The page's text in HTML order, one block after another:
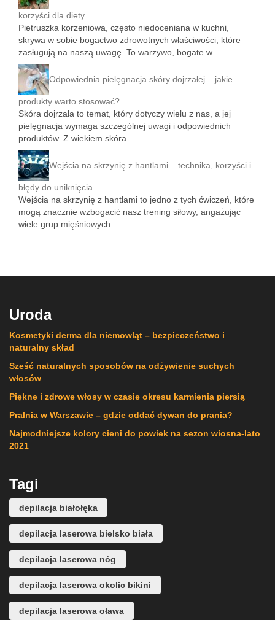
korzyści dla diety
Pietruszka korzeniowa, często niedoceniana w kuchni,
skrywa w sobie bogactwo zdrowotnych właściwości, które
zasługują na naszą uwagę. To warzywo, bogate w …
Odpowiednia pielęgnacja skóry dojrzałej – jakie
produkty warto stosować?
Skóra dojrzała to temat, który dotyczy wielu z nas, a jej
pielęgnacja wymaga szczególnej uwagi i odpowiednich
produktów. Z wiekiem skóra …
Wejścia na skrzynię z hantlami – technika, korzyści i
błędy do uniknięcia
Wejścia na skrzynię z hantlami to jedno z tych ćwiczeń, które
mogą znacznie wzbogacić nasz trening siłowy, angażując
wiele grup mięśniowych …
Uroda
Kosmetyki derma dla niemowląt – bezpieczeństwo i
naturalny skład
Sześć naturalnych sposobów na odżywienie suchych
włosów
Piękne i zdrowe włosy w czasie okresu karmienia piersią
Pralnia w Warszawie – gdzie oddać dywan do prania?
Najmodniejsze kolory cieni do powiek na sezon wiosna-lato
2021
Tagi
depilacja białołęka
depilacja laserowa bielsko biała
depilacja laserowa nóg
depilacja laserowa okolic bikini
depilacja laserowa oława